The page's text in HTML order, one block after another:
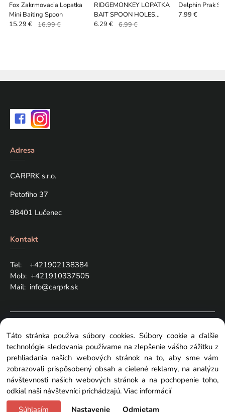
Fox Zakrmovacia Lopatka
Mini Baiting Spoon
15.29 € 16.99 €
RIDGEMONKEY LOPATKA
BAIT SPOON HOLES
GREEN XL
6.29 € 6.99 €
Delphin Prak
7.99 €
Adresa
CARPRK s.r.o.
Petofiho 37
98401 Lučenec
Kontakt
Tel: +421902138384
Mob: +421910337505
Mail: info@carprk.sk
Zmeniť nastavenia cookies
Táto stránka používa súbory cookies. Súbory cookie a ďalšie
technológie sledovania používame na zlepšenie vášho zážitku z
prehliadania našich webových stránok na to, aby sme vám
zobrazovali prispôsobený obsah a cielené reklamy, na analýzu
návštevnosti našich webových stránok a na pochopenie toho,
odkiaľ naši návštevníci prichádzajú. Viac informácií
Súhlasím
Nastavenie Odmietam